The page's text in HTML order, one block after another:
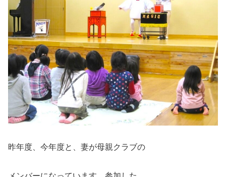
昨年度、今年度と、妻が母親クラブの